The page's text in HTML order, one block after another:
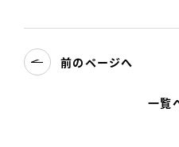
一覧
前のページへ